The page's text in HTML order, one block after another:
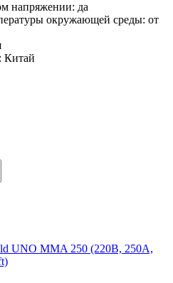
напряжении: да
окружающей среды: от
Китай
UNO MMA 250 (220В, 250А,